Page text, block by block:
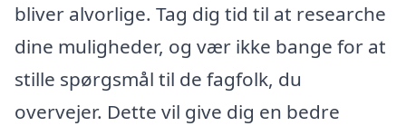
bliver alvorlige. Tag dig tid til at researche
dine muligheder, og vær ikke bange for at
stille spørgsmål til de fagfolk, du
overvejer. Dette vil give dig en bedre